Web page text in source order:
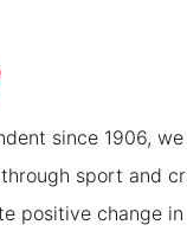
since 1906,
sport and
positive change